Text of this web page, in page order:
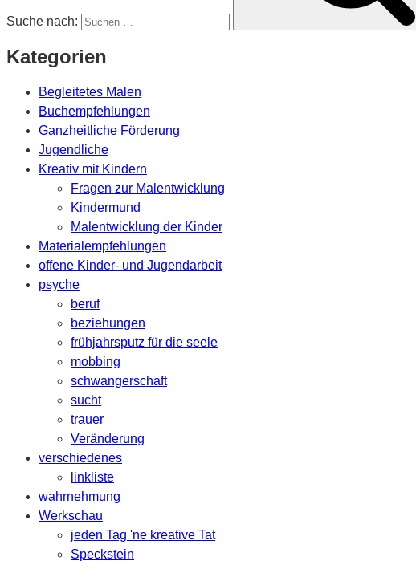
Suche nach:
Kategorien
Begleitetes Malen
Buchempfehlungen
Ganzheitliche Förderung
Jugendliche
Kreativ mit Kindern
Fragen zur Malentwicklung
Kindermund
Malentwicklung der Kinder
Materialempfehlungen
offene Kinder- und Jugendarbeit
psyche
beruf
beziehungen
frühjahrsputz für die seele
mobbing
schwangerschaft
sucht
trauer
Veränderung
verschiedenes
linkliste
wahrnehmung
Werkschau
jeden Tag 'ne kreative Tat
Speckstein